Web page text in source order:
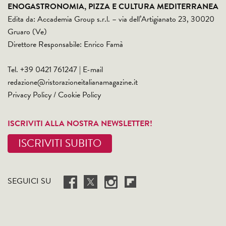
ENOGASTRONOMIA, PIZZA E CULTURA MEDITERRANEA
Edita da: Accademia Group s.r.l. – via dell’Artigianato 23, 30020
Gruaro (Ve)
Direttore Responsabile: Enrico Famà
Tel. +39 0421 761247 | E-mail
redazione@ristorazioneitalianamagazine.it
Privacy Policy/Cookie Policy
ISCRIVITI ALLA NOSTRA NEWSLETTER!
ISCRIVITI SUBITO
SEGUICI SU